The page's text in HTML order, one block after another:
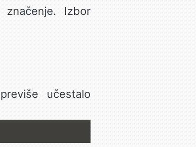
Izbor
učestalo